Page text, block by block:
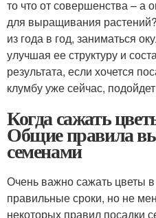
то что от совершенства – а
для выращивания
из года в год, заниматься
улучшая ее структуру и
результата, если хочется
клумбу уже сейчас,
Когда сажать
Общие правила
семенами
Очень важно сажать цветы
правильные сроки, но не
некоторых правил посадки